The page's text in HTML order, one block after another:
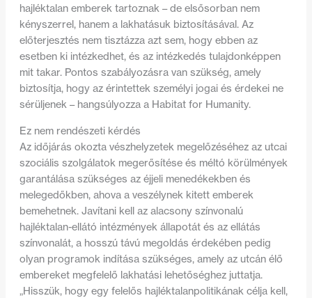
hajléktalan emberek tartoznak – de elsősorban nem
kényszerrel, hanem a lakhatásuk biztosításával. Az
előterjesztés nem tisztázza azt sem, hogy ebben az
esetben ki intézkedhet, és az intézkedés tulajdonképpen
mit takar. Pontos szabályozásra van szükség, amely
biztosítja, hogy az érintettek személyi jogai és érdekei ne
sérüljenek – hangsúlyozza a Habitat for Humanity.
Ez nem rendészeti kérdés
Az időjárás okozta vészhelyzetek megelőzéséhez az utcai
szociális szolgálatok megerősítése és méltó körülmények
garantálása szükséges az éjjeli menedékekben és
melegedőkben, ahova a veszélynek kitett emberek
bemehetnek. Javítani kell az alacsony színvonalú
hajléktalan-ellátó intézmények állapotát és az ellátás
színvonalát, a hosszú távú megoldás érdekében pedig
olyan programok indítása szükséges, amely az utcán élő
embereket megfelelő lakhatási lehetőséghez juttatja.
„Hisszük, hogy egy felelős hajléktalanpolitikának célja kell,